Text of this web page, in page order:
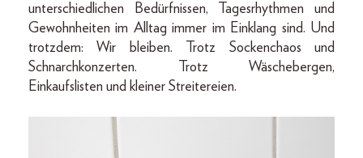
unterschiedlichen Bedürfnissen, Tagesrhythmen und
Gewohnheiten im Alltag immer im Einklang sind. Und
trotzdem: Wir bleiben. Trotz Sockenchaos und
Schnarchkonzerten. Trotz Wäschebergen,
Einkaufslisten und kleiner Streitereien.